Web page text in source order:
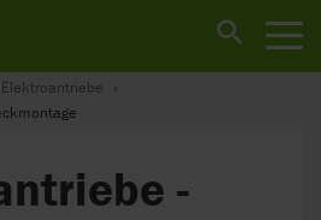
Elektroantriebe
-